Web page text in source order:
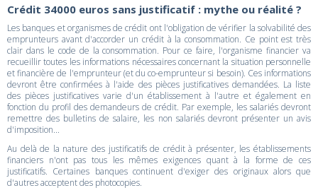
Crédit 34000 euros sans justificatif : mythe ou réalité ?
Les banques et organismes de crédit ont l'obligation de vérifier la solvabilité des
emprunteurs avant d'accorder un crédit à la consommation. Ce point est très
clair dans le code de la consommation. Pour ce faire, l'organisme financier va
recueillir toutes les informations nécessaires concernant la situation personnelle
et financière de l'emprunteur (et du co-emprunteur si besoin). Ces informations
devront être confirmées à l'aide des pièces justificatives demandées. La liste
des pièces justificatives varie d'un établissement à l'autre et également en
fonction du profil des demandeurs de crédit. Par exemple, les salariés devront
remettre des bulletins de salaire, les non salariés devront présenter un avis
d'imposition...
Au delà de la nature des justificatifs de crédit à présenter, les établissements
financiers n'ont pas tous les mêmes exigences quant à la forme de ces
justificatifs. Certaines banques continuent d'exiger des originaux alors que
d'autres acceptent des photocopies.